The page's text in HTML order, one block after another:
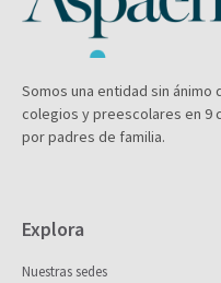
Somos una entidad sin
colegios y preescolares en 9
por padres de familia.
Explora
Nuestras sedes